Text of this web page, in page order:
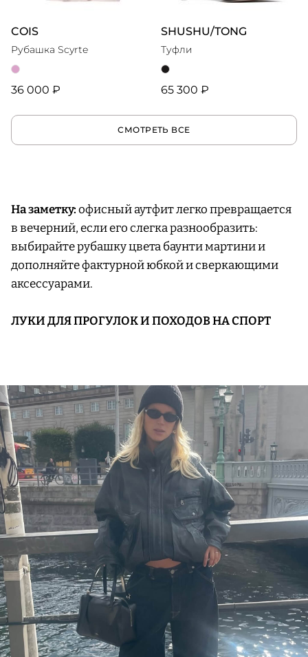
COIS
Рубашка Scyrte
36 000 ₽
SHUSHU/TONG
Туфли
65 300 ₽
СМОТРЕТЬ ВСЕ
На заметку:офисный аутфит легко превращается
в вечерний, если его слегка разнообразить:
выбирайте рубашку цвета баунти мартини и
дополняйте фактурной юбкой и сверкающими
аксессуарами.
ЛУКИ ДЛЯ ПРОГУЛОК И ПОХОДОВ НА СПОРТ